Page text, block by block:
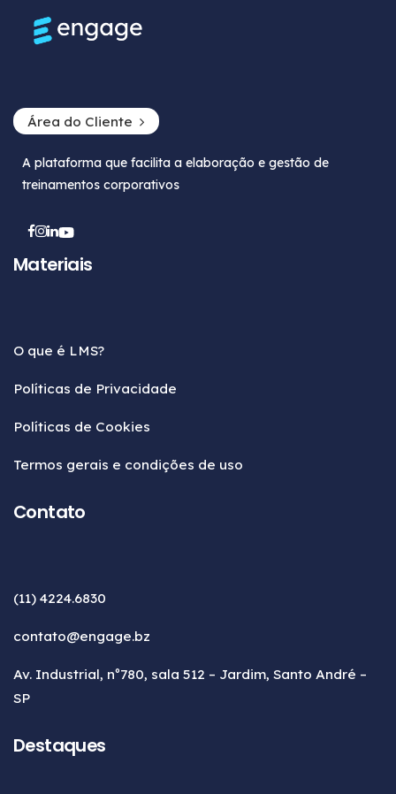
Área do Cliente
A plataforma que facilita a elaboração e gestão de
treinamentos corporativos
Materiais
O que é LMS?
Políticas de Privacidade
Políticas de Cookies
Termos gerais e condições de uso
Contato
(11) 4224.6830
contato@engage.bz
Av. Industrial, nº780, sala 512 – Jardim, Santo André –
SP
Destaques